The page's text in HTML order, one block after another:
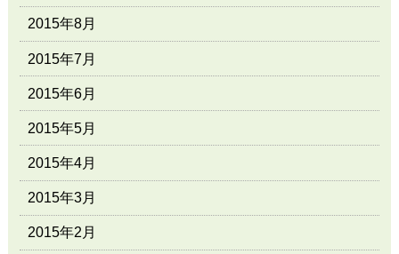
2015年8月
2015年7月
2015年6月
2015年5月
2015年4月
2015年3月
2015年2月